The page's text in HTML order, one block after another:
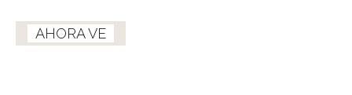
AHORA VE